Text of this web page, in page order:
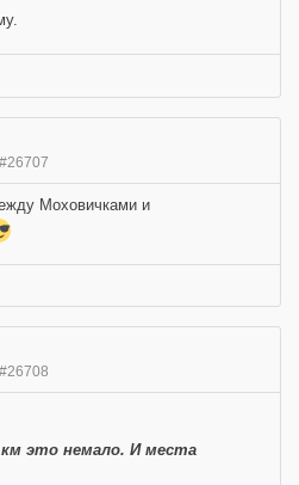
#26707
Моховичками и
#26708
км это немало. И места